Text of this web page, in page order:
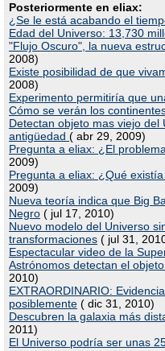
Posteriormente en eliax:
¿Se le está acabando el
Edad del Universo: 13,730
"Flujo Oscuro", la nueva
2008)
Existe posibilidad de que
2008)
Experimento permitiría que
Cómo se verán los
Detectan objeto mas viejo
antigüedad ( abr 29, 2009)
Pregunta a eliax: ¿El
2009)
Pregunta a eliax: ¿Qué
2009)
Nueva teoría indica que Big
Negro ( jul 17, 2010)
Nuevo modelo del Universo
transformaciones ( jul 31,
Espectacular video de la
Astrónomos detectan el
2010)
EXTRAORDINARIO:
posiblemente ( dic 31, 2010)
Descubren la galaxia más
2011)
El Universo podría ser unas